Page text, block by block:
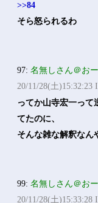
>>84
そら怒られるわ
97:名無しさん＠お
20/11/28(土)15:32:23
ってか山寺宏一って
てたのに、
そんな雑な解釈な
99:名無しさん＠お
20/11/28(土)15:33:28